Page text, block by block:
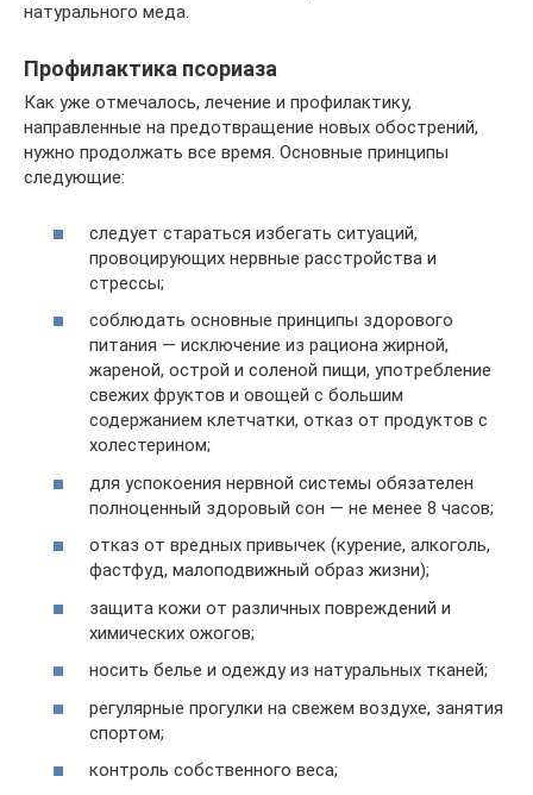
натурального меда.
Профилактика псориаза
Как уже отмечалось, лечение и профилактику,
направленные на предотвращение новых обострений,
нужно продолжать все время. Основные принципы
следующие:
следует стараться избегать ситуаций,
провоцирующих нервные расстройства и
стрессы;
соблюдать основные принципы здорового
питания — исключение из рациона жирной,
жареной, острой и соленой пищи, употребление
свежих фруктов и овощей с большим
содержанием клетчатки, отказ от продуктов с
холестерином;
для успокоения нервной системы обязателен
полноценный здоровый сон — не менее 8 часов;
отказ от вредных привычек (курение, алкоголь,
фастфуд, малоподвижный образ жизни);
защита кожи от различных повреждений и
химических ожогов;
носить белье и одежду из натуральных тканей;
регулярные прогулки на свежем воздухе, занятия
спортом;
контроль собственного веса;